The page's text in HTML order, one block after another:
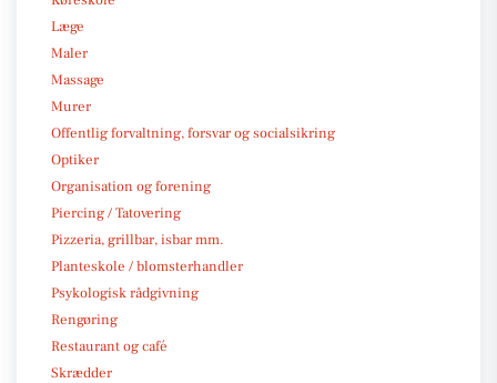
Læge
Maler
Massage
Murer
Offentlig forvaltning, forsvar og socialsikring
Optiker
Organisation og forening
Piercing / Tatovering
Pizzeria, grillbar, isbar mm.
Planteskole / blomsterhandler
Psykologisk rådgivning
Rengøring
Restaurant og café
Skrædder